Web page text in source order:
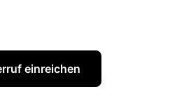
einreichen